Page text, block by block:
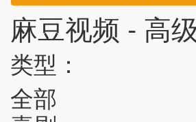
麻豆视频 - 高
类型：
全部